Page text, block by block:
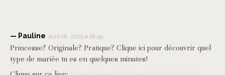
Pauline avril 18, 2019 à 18:45
Princesse? Originale? Pratique? Clique ici pour découvrir quel
type de mariée tu es en quelques minutes!